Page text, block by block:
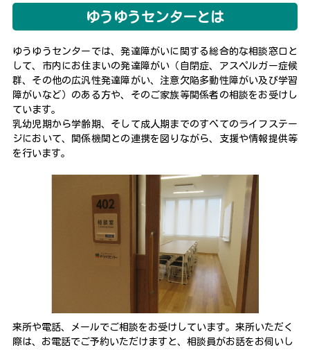
ゆうゆうセンターとは
ゆうゆうセンターでは、発達障がいに関する総合的な相談窓口と
して、市内にお住まいの発達障がい（自閉症、アスペルガー症候
群、その他の広汎性発達障がい、注意欠陥多動性障がい及び学習
障がいなど）のある方や、そのご家族等関係者の相談をお受けし
ています。
乳幼児期から学齢期、そして成人期までのすべてのライフステー
ジにおいて、関係機関との連携を図りながら、支援や情報提供等
を行います。
来所や電話、メールでご相談をお受けしています。来所いただく
際は、お電話でご予約いただけますと、相談員がお話をお伺いし